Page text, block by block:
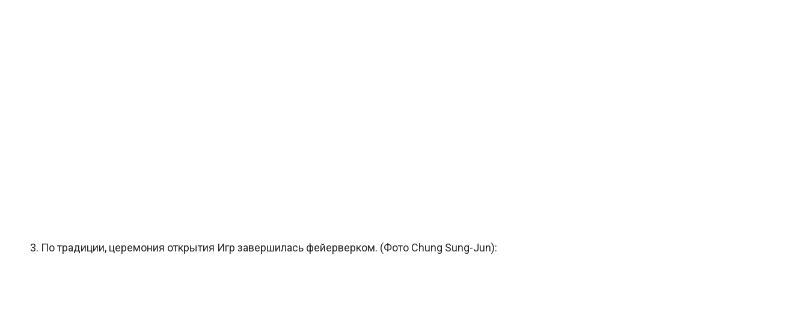
3. По традиции, церемония открытия Игр завершилась фейерверком. (Фото Chung Sung-Jun):